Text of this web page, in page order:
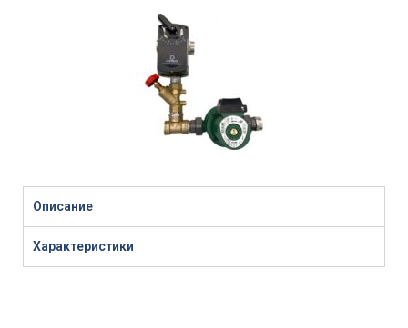
Описание
Характеристики